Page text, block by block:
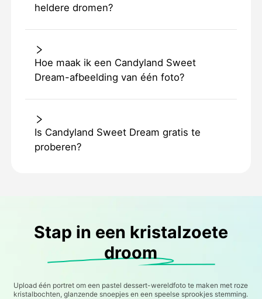
heldere dromen?
Hoe maak ik een Candyland Sweet
Dream-afbeelding van één foto?
Is Candyland Sweet Dream gratis te
proberen?
Stap in een kristalzoete
droom
Upload één portret om een pastel dessert-wereldfoto te maken met roze
kristalbochten, glanzende snoepjes en een speelse sprookjes stemming.